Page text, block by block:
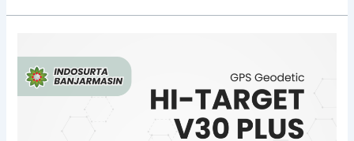
GPS
Geodetik
di